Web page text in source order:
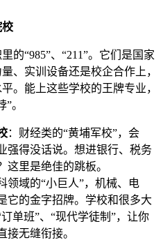
校
的“985”、“211”。它们是国家
、实训设备还是校企合作上，
。能上这些学校的王牌专业，
。
：财经类的“黄埔军校”，会
强得没话说。想进银行、税务
这里是绝佳的跳板。
领域的“小巨人”，机械、电
它的金字招牌。学校和很多大
单班”、“现代学徒制”，让你
接无缝衔接。